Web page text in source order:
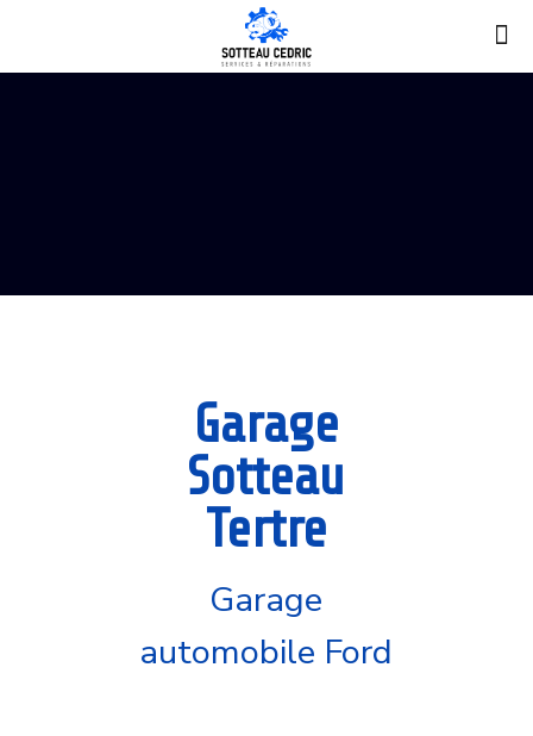
Garage
Sotteau
Tertre
Garage
automobile Ford